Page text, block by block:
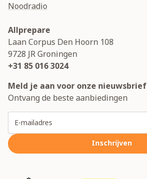
Noodradio
Allprepare
Laan Corpus Den Hoorn 108
9728 JRGroningen
+31 85 016 3024
Meld je aan voor onze nieuwsbrief
Ontvang de beste aanbiedingen
Inschrijven